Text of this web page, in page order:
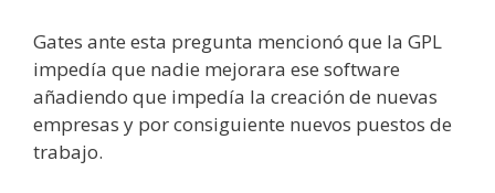
Gates ante esta pregunta mencionó que la GPL
impedía que nadie mejorara ese software
añadiendo que impedía la creación de nuevas
empresas y por consiguiente nuevos puestos de
trabajo.